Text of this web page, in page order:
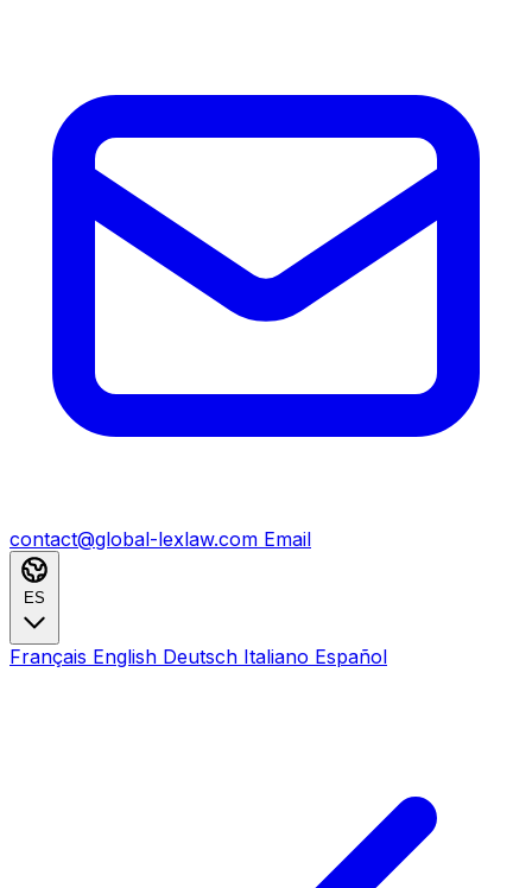
contact@global-lexlaw.com Email
ES
Français English Deutsch Italiano Español